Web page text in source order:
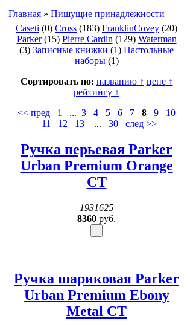
Главная » Пишущие принадлежности
Caseti (0) Cross (183) FranklinCovey (20)
Parker(15) Pierre Cardin (129) Waterman
(3) Записные книжки (1) Настольные
наборы(1)
Сортировать по: названию↑ цене↑
рейтингу ↑
<< пред
1 ... 3 4 5 6 7 8 9
10
11
12 13... 30 след >>
Ручка перьевая Parker
Urban Premium Orange
CT
1931625
8360 руб.
Ручка шариковая Parker
Urban Premium Ebony
Metal CT